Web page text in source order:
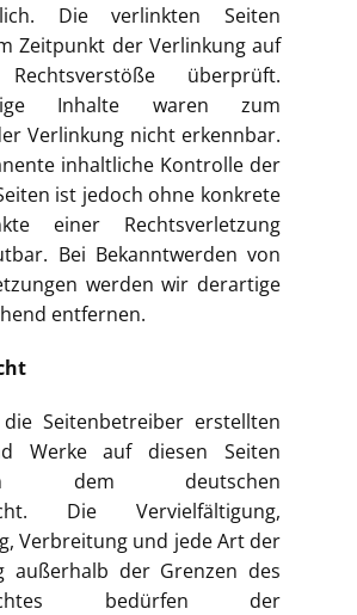
Die verlinkten Seiten
Zeitpunkt der Verlinkung auf
überprüft.
Inhalte waren zum
Verlinkung nicht erkennbar.
inhaltliche Kontrolle der
ist jedoch ohne konkrete
einer Rechtsverletzung
Bei Bekanntwerden von
werden wir derartige
entfernen.
Seitenbetreiber erstellten
Werke auf diesen Seiten
dem deutschen
Die Vervielfältigung,
Verbreitung und jede Art der
außerhalb der Grenzen des
bedürfen der